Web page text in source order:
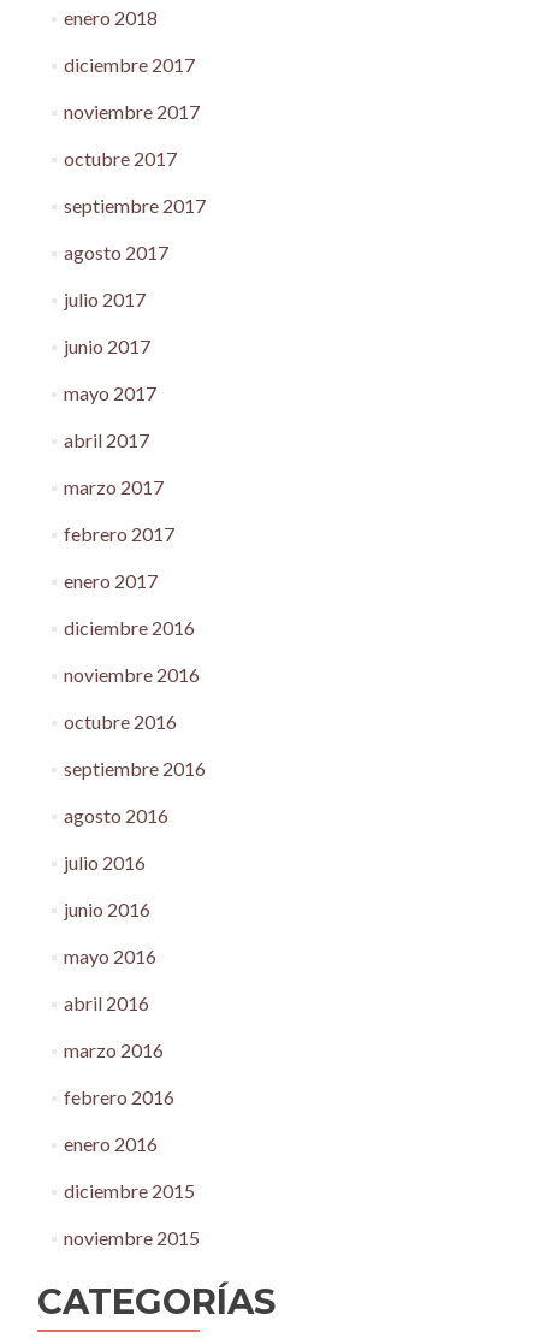
enero 2018
diciembre 2017
noviembre 2017
octubre 2017
septiembre 2017
agosto 2017
julio 2017
junio 2017
mayo 2017
abril 2017
marzo 2017
febrero 2017
enero 2017
diciembre 2016
noviembre 2016
octubre 2016
septiembre 2016
agosto 2016
julio 2016
junio 2016
mayo 2016
abril 2016
marzo 2016
febrero 2016
enero 2016
diciembre 2015
noviembre 2015
CATEGORÍAS